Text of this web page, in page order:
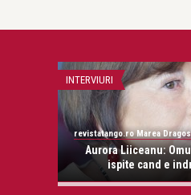
INTERVIURI
revistatango.ro Marea
Aurora Liiceanu:
ispite cand e